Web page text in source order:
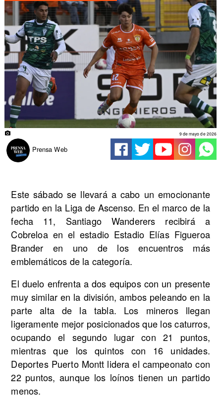
Prensa Web
9 de mayo de 2026
Este sábado se llevará a cabo un emocionante
partido en la Liga de Ascenso. En el marco de la
fecha 11, Santiago Wanderers recibirá a
Cobreloa en el estadio Estadio Elías Figueroa
Brander en uno de los encuentros más
emblemáticos de la categoría.
El duelo enfrenta a dos equipos con un presente
muy similar en la división, ambos peleando en la
parte alta de la tabla. Los mineros llegan
ligeramente mejor posicionados que los caturros,
ocupando el segundo lugar con 21 puntos,
mientras que los quintos con 16 unidades.
Deportes Puerto Montt lidera el campeonato con
22 puntos, aunque los loínos tienen un partido
menos.